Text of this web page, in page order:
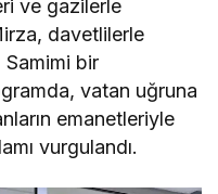
ve gazilerle
davetlilerle
Samimi bir
vatan uğruna
emanetleriyle
vurgulandı.